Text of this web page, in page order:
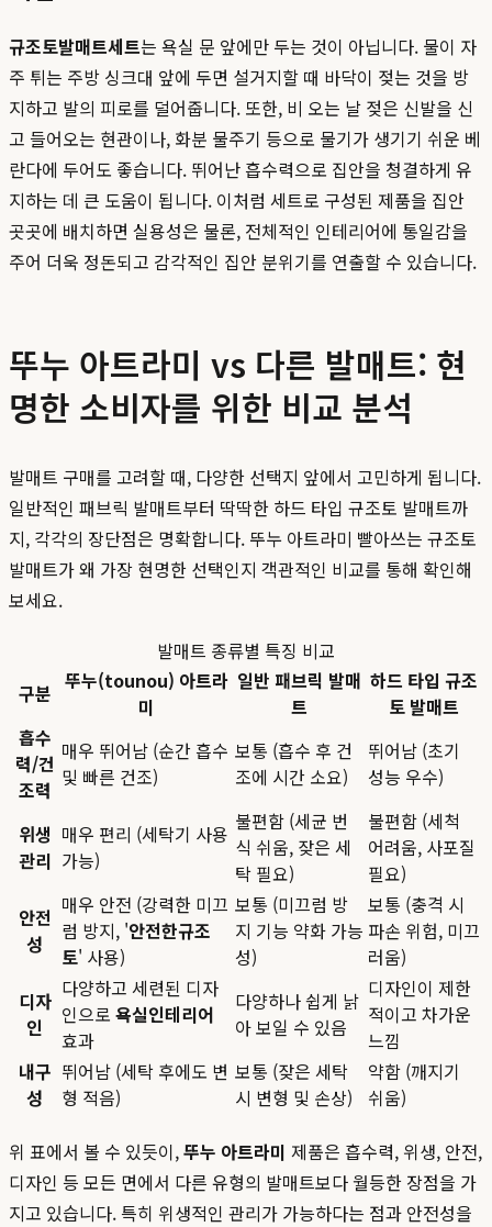
규조토발매트세트는 욕실 문 앞에만 두는 것이 아닙니다. 물이 자
주 튀는 주방 싱크대 앞에 두면 설거지할 때 바닥이 젖는 것을 방
지하고 발의 피로를 덜어줍니다. 또한, 비 오는 날 젖은 신발을 신
고 들어오는 현관이나, 화분 물주기 등으로 물기가 생기기 쉬운 베
란다에 두어도 좋습니다. 뛰어난 흡수력으로 집안을 청결하게 유
지하는 데 큰 도움이 됩니다. 이처럼 세트로 구성된 제품을 집안
곳곳에 배치하면 실용성은 물론, 전체적인 인테리어에 통일감을
주어 더욱 정돈되고 감각적인 집안 분위기를 연출할 수 있습니다.
뚜누 아트라미 vs 다른 발매트: 현
명한 소비자를 위한 비교 분석
발매트 구매를 고려할 때, 다양한 선택지 앞에서 고민하게 됩니다.
일반적인 패브릭 발매트부터 딱딱한 하드 타입 규조토 발매트까
지, 각각의 장단점은 명확합니다. 뚜누 아트라미 빨아쓰는 규조토
발매트가 왜 가장 현명한 선택인지 객관적인 비교를 통해 확인해
보세요.
발매트 종류별 특징 비교
구분 뚜누(tounou) 아트라
미
일반 패브릭 발매
트
하드 타입 규조
토 발매트
흡수
력/건
조력
매우 뛰어남 (순간 흡수
및 빠른 건조)
보통 (흡수 후 건
조에 시간 소요)
뛰어남 (초기
성능 우수)
위생
관리
매우 편리 (세탁기 사용
가능)
불편함 (세균 번
식 쉬움, 잦은 세
탁 필요)
불편함 (세척
어려움, 사포질
필요)
안전
성
매우 안전 (강력한 미끄
럼 방지, '안전한규조
토' 사용)
보통 (미끄럼 방
지 기능 약화 가능
성)
보통 (충격 시
파손 위험, 미끄
러움)
디자
인
다양하고 세련된 디자
인으로 욕실인테리어
효과
다양하나 쉽게 낡
아 보일 수 있음
디자인이 제한
적이고 차가운
느낌
내구
성
뛰어남 (세탁 후에도 변
형 적음)
보통 (잦은 세탁
시 변형 및 손상)
약함 (깨지기
쉬움)
위 표에서 볼 수 있듯이,뚜누 아트라미 제품은 흡수력, 위생, 안전,
디자인 등 모든 면에서 다른 유형의 발매트보다 월등한 장점을 가
지고 있습니다. 특히 위생적인 관리가 가능하다는 점과 안전성을